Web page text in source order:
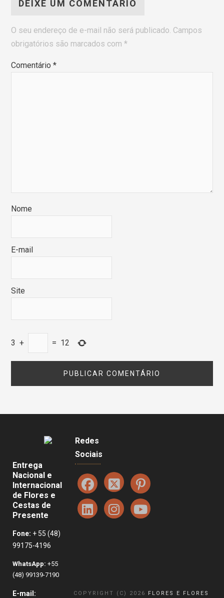
DEIXE UM COMENTÁRIO
O seu endereço de e-mail não será publicado. Campos
obrigatórios são marcados com*
Comentário*
Nome
E-mail
Site
3 + = 12
Entrega
Nacional e
Internacional
de Flores e
Cestas de
Presente
Fone: + 55 (48)
99175-4196
WhatsApp: +55
(48) 99139-7190
E-mail:
Redes
Sociais
COPYRIGHT (C) 2026 FLORES E FLORES